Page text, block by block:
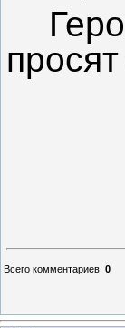
Всего комментариев: 0